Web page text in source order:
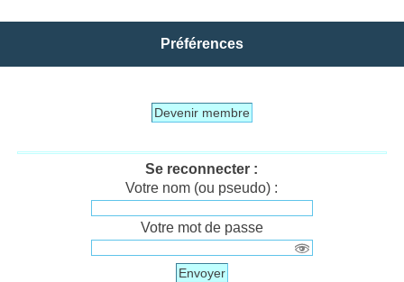
Préférences
Devenir membre
Se reconnecter :
Votre nom (ou pseudo) :
Votre mot de passe
Envoyer